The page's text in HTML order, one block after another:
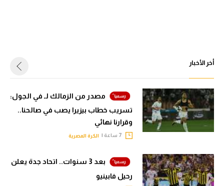
أخر الأخبار
مصدر من الزمالك لـ في الجول:
تسريب خطاب بيزيرا يصب في صالحنا..
وقرارنا نهائي
الكرة المصرية
بعد 3 سنوات.. اتحاد جدة يعلن
رحيل فابينيو